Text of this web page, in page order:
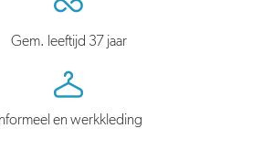
Gem. leeftijd 37 jaar
Informeel en werkkleding